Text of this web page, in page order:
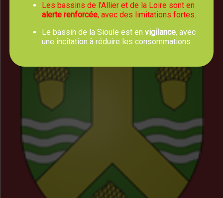
Lundi, mercredi, jeudi et vendredi :
8h00 - 12h30
Les bassins de l’Allier et de la Loire sont en
alerte renforcée, avec des limitations fortes.
Le bassin de la Sioule est en vigilance, avec
une incitation à réduire les consommations.